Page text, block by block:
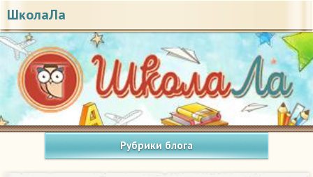
ШколаЛа
Рубрики блога